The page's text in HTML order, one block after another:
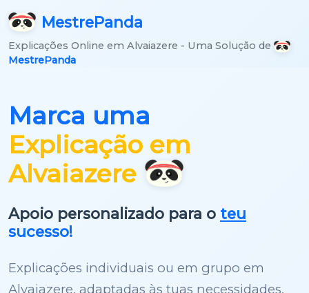
MestrePanda
Explicações Online em Alvaiazere - Uma Solução de
MestrePanda
Marca uma
Explicação em
Alvaiazere
Apoio personalizado para o teu
sucesso!
Explicações individuais ou em grupo em
Alvaiazere, adaptadas às tuas necessidades.